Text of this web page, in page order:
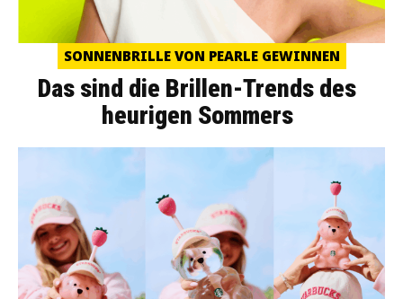
SONNENBRILLE VON PEARLE GEWINNEN
Das sind die Brillen-Trends des
heurigen Sommers